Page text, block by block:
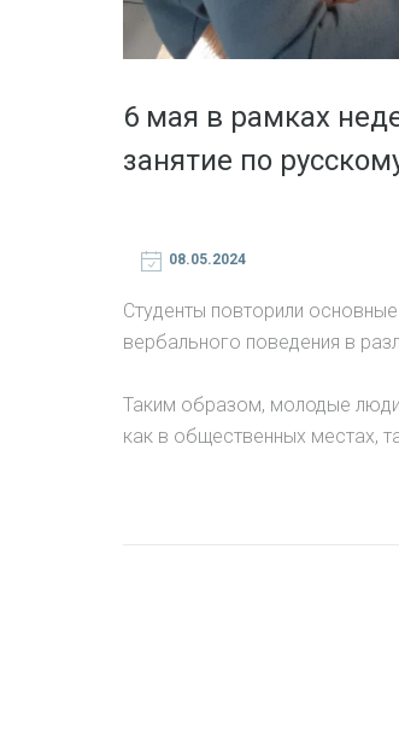
6 мая в рамках
занятие по
08.05.2024
Студенты повторили
вербального поведения в
Таким образом, молодые
как в общественных местах,